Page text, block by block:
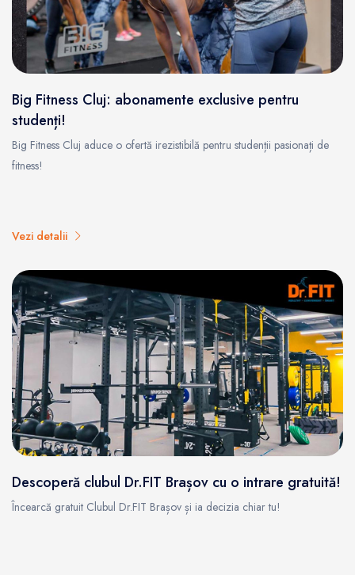
Big Fitness Cluj: abonamente exclusive pentru
studenți!
Big Fitness Cluj aduce o ofertă irezistibilă pentru studenții pasionați de
fitness!
Vezi detalii
Descoperă clubul Dr.FIT Brașov cu o intrare gratuită!
Încearcă gratuit Clubul Dr.FIT Brașov și ia decizia chiar tu!